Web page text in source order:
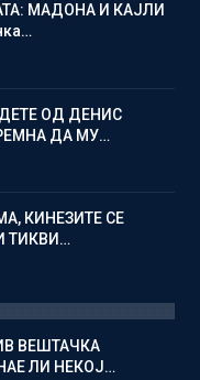
МАДОНА И КАЈЛИ
ОД ДЕНИС
ДА МУ…
КИНЕЗИТЕ СЕ
ТИКВИ…
ВЕШТАЧКА
ЛИ НЕКОЈ…